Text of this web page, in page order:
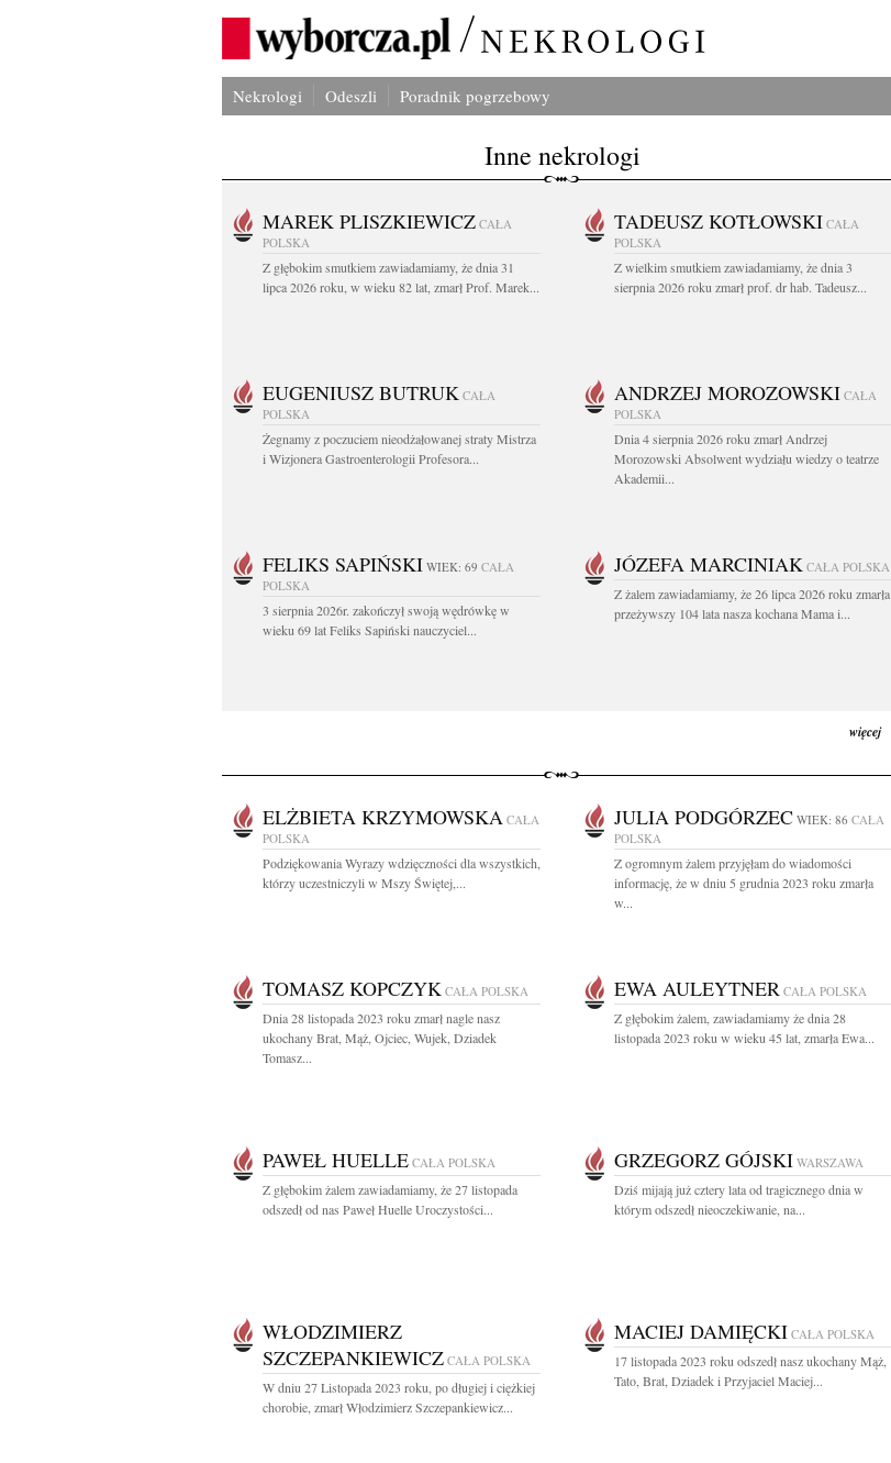
Nekrologi Odeszli Poradnik pogrzebowy
Inne nekrologi
MAREK PLISZKIEWICZ CAŁA
POLSKA
Z głębokim smutkiem zawiadamiamy, że dnia 31
lipca 2026 roku, w wieku 82 lat, zmarł Prof. Marek...
TADEUSZ KOTŁOWSKI CAŁA
POLSKA
Z wielkim smutkiem zawiadamiamy, że dnia 3
sierpnia 2026 roku zmarł prof. dr hab. Tadeusz...
EUGENIUSZ BUTRUK CAŁA
POLSKA
Żegnamy z poczuciem nieodżałowanej straty Mistrza
i Wizjonera Gastroenterologii Profesora...
ANDRZEJ MOROZOWSKI CAŁA
POLSKA
Dnia 4 sierpnia 2026 roku zmarł Andrzej
Morozowski Absolwent wydziału wiedzy o teatrze
Akademii...
FELIKS SAPIŃSKI WIEK: 69 CAŁA
POLSKA
3 sierpnia 2026r. zakończył swoją wędrówkę w
wieku 69 lat Feliks Sapiński nauczyciel...
JÓZEFA MARCINIAK CAŁA POLSKA
Z żalem zawiadamiamy, że 26 lipca 2026 roku zmarła
przeżywszy 104 lata nasza kochana Mama i...
więcej
ELŻBIETA KRZYMOWSKA CAŁA
POLSKA
Podziękowania Wyrazy wdzięczności dla wszystkich,
którzy uczestniczyli w Mszy Świętej,...
JULIA PODGÓRZEC WIEK: 86 CAŁA
POLSKA
Z ogromnym żalem przyjęłam do wiadomości
informację, że w dniu 5 grudnia 2023 roku zmarła
w...
TOMASZ KOPCZYK CAŁA POLSKA
Dnia 28 listopada 2023 roku zmarł nagle nasz
ukochany Brat, Mąż, Ojciec, Wujek, Dziadek
Tomasz...
EWA AULEYTNER CAŁA POLSKA
Z głębokim żalem, zawiadamiamy że dnia 28
listopada 2023 roku w wieku 45 lat, zmarła Ewa...
PAWEŁ HUELLE CAŁA POLSKA
Z głębokim żalem zawiadamiamy, że 27 listopada
odszedł od nas Paweł Huelle Uroczystości...
GRZEGORZ GÓJSKI WARSZAWA
Dziś mijają już cztery lata od tragicznego dnia w
którym odszedł nieoczekiwanie, na...
WŁODZIMIERZ
SZCZEPANKIEWICZ CAŁA POLSKA
W dniu 27 Listopada 2023 roku, po długiej i ciężkiej
chorobie, zmarł Włodzimierz Szczepankiewicz...
MACIEJ DAMIĘCKI CAŁA POLSKA
17 listopada 2023 roku odszedł nasz ukochany Mąż,
Tato, Brat, Dziadek i Przyjaciel Maciej...